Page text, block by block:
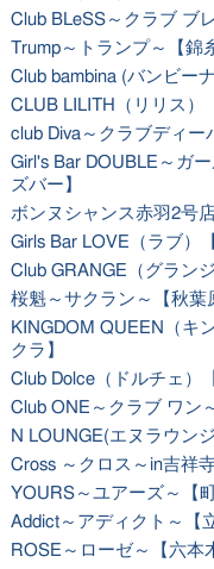
Club BLeSS～クラブ ブ
Trump～トランプ～【錦
Club bambina (バンビー
CLUB LILITH（リリス）
club Diva～クラブディー
Girl's Bar DOUBLE～ガ
ズバー】
ボンヌシャンス赤羽2号
Girls Bar LOVE（ラブ）
Club GRANGE（グラン
桜魁～サクラン～【秋葉
KINGDOM QUEEN（キ
クラ】
Club Dolce（ドルチェ）
Club ONE～クラブ ワン
N LOUNGE(エヌラウン
Cross ～クロス～in吉祥
YOURS～ユアーズ～【
Addict～アディクト～【
ROSE～ローゼ～【六本